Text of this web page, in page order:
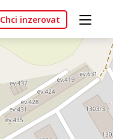
Chci inzerovat